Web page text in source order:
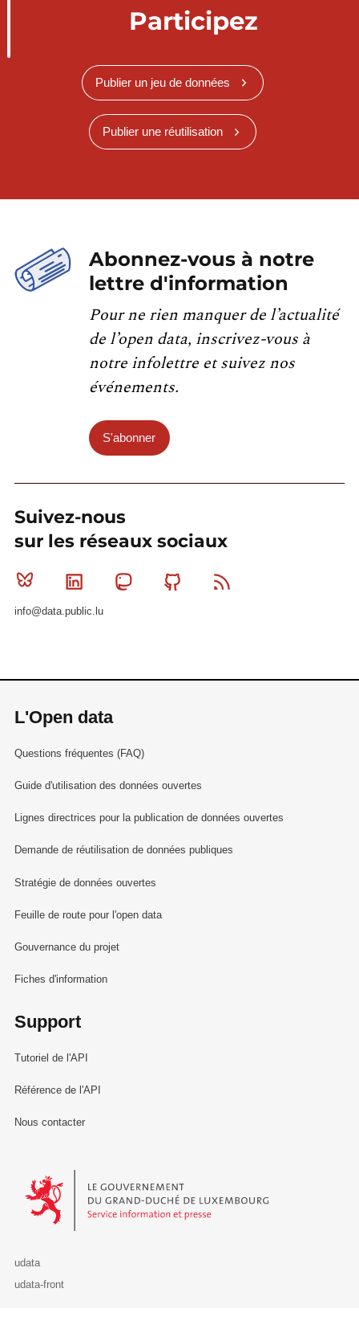
Participez
Publier un jeu de données
Publier une réutilisation
Abonnez-vous à notre
lettre d'information
Pour ne rien manquer de l’actualité
de l’open data, inscrivez-vous à
notre infolettre et suivez nos
événements.
S'abonner
Suivez-nous
sur les réseaux sociaux
Bluesky Linkedin MastodonGithub
info@data.public.lu
L'Open data
Questions fréquentes (FAQ)
Guide d'utilisation des données ouvertes
Lignes directrices pour la publication de données ouvertes
Demande de réutilisation de données publiques
Stratégie de données ouvertes
Feuille de route pour l'open data
Gouvernance du projet
Fiches d'information
Support
Tutoriel de l'API
Référence de l'API
Nous contacter
Le Gouvernement du Grand-Duché de Luxembourg - Service
udata
udata-front